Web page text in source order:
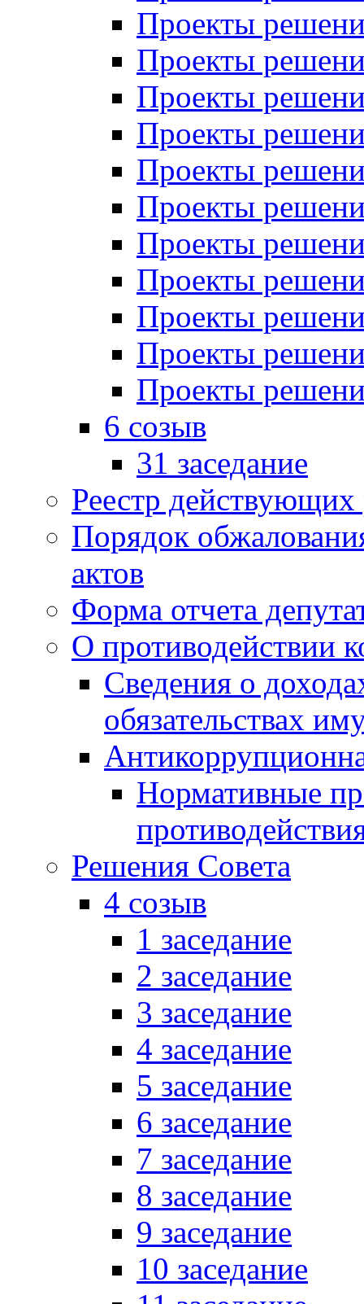
Проекты
Проекты
Проекты
Проекты
Проекты
Проекты
Проекты
Проекты
Проекты
Проекты
Проекты
6 созыв
31 заседание
Реестр
Порядок
актов
Форма отчета
О противодействии
Сведения о
обязательствах
Нормативные
Решения Совета
4 созыв
1 заседание
2 заседание
3 заседание
4 заседание
5 заседание
6 заседание
7 заседание
8 заседание
9 заседание
10 заседание